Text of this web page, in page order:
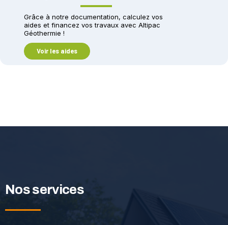
Grâce à notre documentation, calculez vos
aides et financez vos travaux avec Altipac
Géothermie !
Voir les aides
Nos services